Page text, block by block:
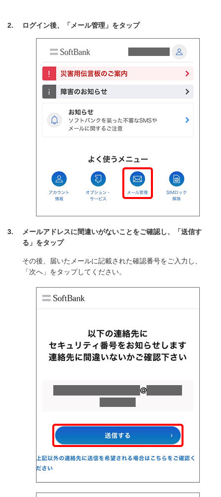
ログイン後、「メール管理」をタップ
メールアドレスに間違いがないことをご確認し、「送信す
る」をタップ
その後、届いたメールに記載された確認番号をご入力し、
「次へ」をタップしてください。